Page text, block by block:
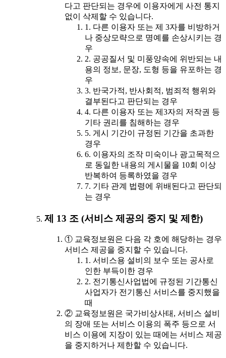
다고 판단되는 경우에 이용자에게 사전 통지
없이 삭제할 수 있습니다.
1. 다른 이용자 또는 제 3자를 비방하거
나 중상모략으로 명예를 손상시키는 경
우
2. 공공질서 및 미풍양속에 위반되는 내
용의 정보, 문장, 도형 등을 유포하는 경
우
3. 반국가적, 반사회적, 범죄적 행위와
결부된다고 판단되는 경우
4. 다른 이용자 또는 제3자의 저작권 등
기타 권리를 침해하는 경우
5. 게시 기간이 규정된 기간을 초과한
경우
6. 이용자의 조작 미숙이나 광고목적으
로 동일한 내용의 게시물을 10회 이상
반복하여 등록하였을 경우
7. 기타 관계 법령에 위배된다고 판단되
는 경우
제 13 조 (서비스 제공의 중지 및 제한)
① 교육정보원은 다음 각 호에 해당하는 경우
서비스 제공을 중지할 수 있습니다.
1. 서비스용 설비의 보수 또는 공사로
인한 부득이한 경우
2. 전기통신사업법에 규정된 기간통신
사업자가 전기통신 서비스를 중지했을
때
② 교육정보원은 국가비상사태, 서비스 설비
의 장애 또는 서비스 이용의 폭주 등으로 서
비스 이용에 지장이 있는 때에는 서비스 제공
을 중지하거나 제한할 수 있습니다.